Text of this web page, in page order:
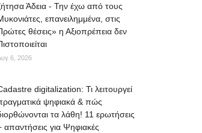
Άδεια - Την έχω από τους
επανειλημμένα, στις
θέσεις» η Αξιοπρέπεια δεν
6, 2026
digitalization: Τι λειτουργεί
ψηφιακά & πώς
τα λάθη! 11 ερωτήσεις
απαντήσεις για Ψηφιακές